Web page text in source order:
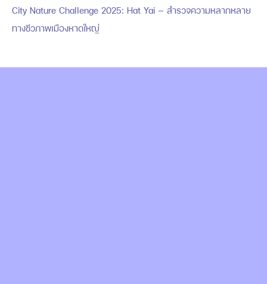
City Nature Challenge 2025: Hat Yai — สำรวจความหลากหลาย
ทางชีวภาพเมืองหาดใหญ่